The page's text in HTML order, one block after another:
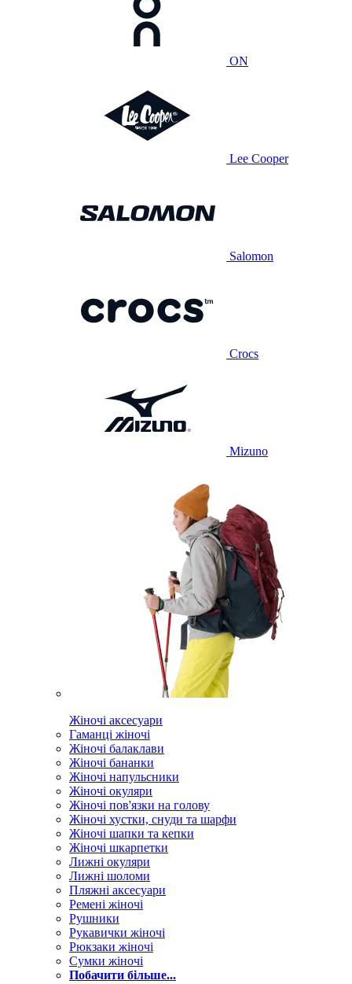
ON
Lee Cooper
Salomon
Crocs
Mizuno
Жіночі аксесуари
Гаманці жіночі
Жіночі балаклави
Жіночі бананки
Жіночі напульсники
Жіночі окуляри
Жіночі пов'язки на голову
Жіночі хустки, снуди та шарфи
Жіночі шапки та кепки
Жіночі шкарпетки
Лижні окуляри
Лижні шоломи
Пляжні аксесуари
Ремені жіночі
Рушники
Рукавички жіночі
Рюкзаки жіночі
Сумки жіночі
Побачити більше...